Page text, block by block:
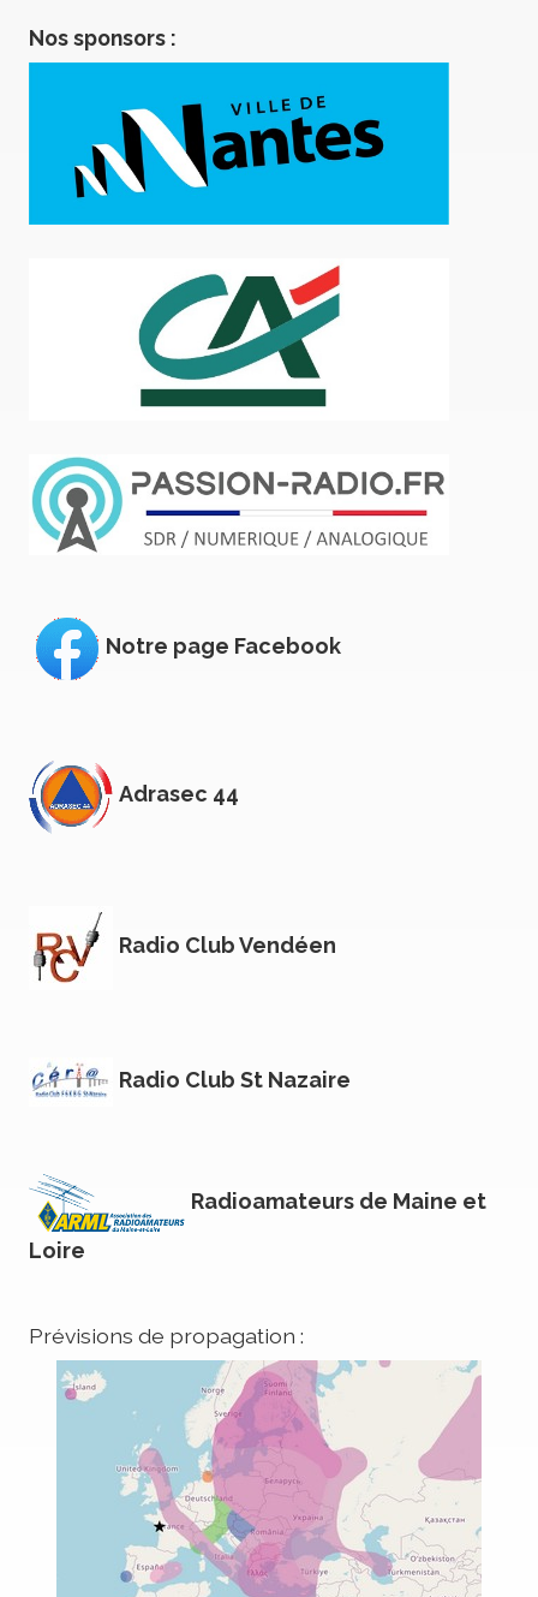
Nos sponsors :
Notre page Facebook
Adrasec 44
Radio Club Vendéen
Radio Club St Nazaire
Radioamateurs de Maine et
Loire
Prévisions de propagation :